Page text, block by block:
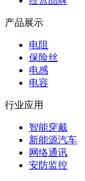
产品展示
电阻
保险丝
电感
电容
行业应用
智能穿戴
新能源汽车
网络通讯
安防监控